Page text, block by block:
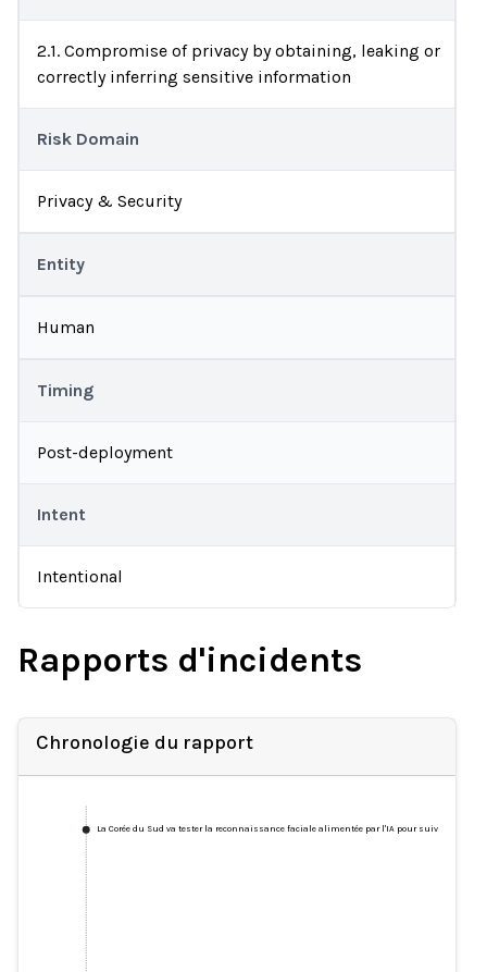
2.1. Compromise of privacy by obtaining, leaking or
correctly inferring sensitive information
Risk Domain
Privacy & Security
Entity
Human
Timing
Post-deployment
Intent
Intentional
Rapports d'incidents
Chronologie du rapport
La Corée du Sud va tester la reconnaissance faciale alimentée par l'IA pour suivre les cas de